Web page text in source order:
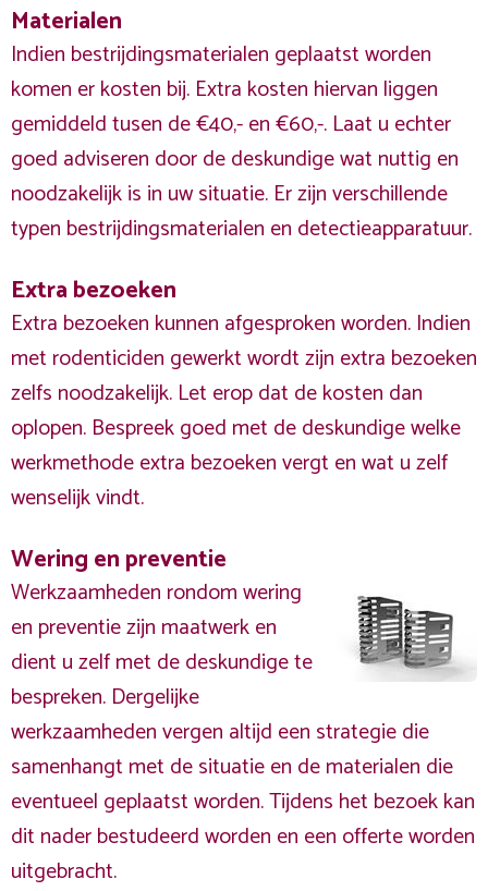
Materialen
Indien bestrijdingsmaterialen geplaatst worden
komen er kosten bij. Extra kosten hiervan liggen
gemiddeld tusen de €40,- en €60,-. Laat u echter
goed adviseren door de deskundige wat nuttig en
noodzakelijk is in uw situatie. Er zijn verschillende
typen bestrijdingsmaterialen en detectieapparatuur.
Extra bezoeken
Extra bezoeken kunnen afgesproken worden. Indien
met rodenticiden gewerkt wordt zijn extra bezoeken
zelfs noodzakelijk. Let erop dat de kosten dan
oplopen. Bespreek goed met de deskundige welke
werkmethode extra bezoeken vergt en wat u zelf
wenselijk vindt.
Wering en preventie
Werkzaamheden rondom wering
en preventie zijn maatwerk en
dient u zelf met de deskundige te
bespreken. Dergelijke
werkzaamheden vergen altijd een strategie die
samenhangt met de situatie en de materialen die
eventueel geplaatst worden. Tijdens het bezoek kan
dit nader bestudeerd worden en een offerte worden
uitgebracht.